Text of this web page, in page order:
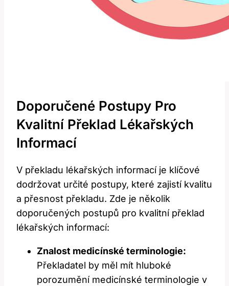
Doporučené Postupy Pro
Kvalitní Překlad Lékařských
Informací
V překladu lékařských informací je klíčové
dodržovat určité postupy, které zajistí kvalitu
a přesnost překladu. Zde je několik
doporučených postupů pro kvalitní překlad
lékařských informací:
Znalost medicínské terminologie:
Překladatel by měl mít hluboké
porozumění medicínské terminologie v